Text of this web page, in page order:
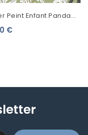
Peint Enfant Panda
Autour Du Monde
€